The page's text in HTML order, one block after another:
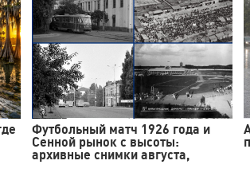
Футбольный матч 1926 года и
Сенной рынок с высоты:
архивные снимки августа,